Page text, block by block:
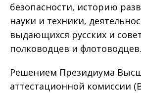
безопасности, историю
науки и техники,
выдающихся русских и
полководцев и флотоводцев.
Решением Президиума
аттестационной комиссии